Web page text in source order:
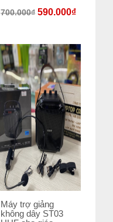
700.000₫ 590.000₫
Máy trợ giảng
không dây ST03